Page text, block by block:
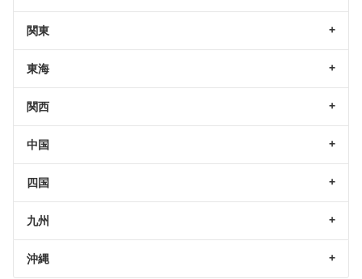
関東
東海
関西
中国
四国
九州
沖縄